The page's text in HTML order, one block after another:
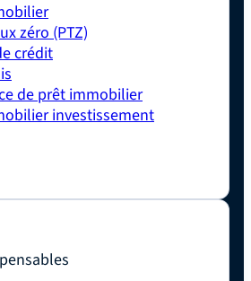
zéro (PTZ)
crédit
de prêt immobilier
investissement